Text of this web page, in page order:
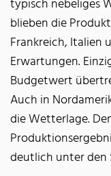
typisch nebeliges
blieben die
Frankreich, Italien
Erwartungen.
Budgetwert
Auch in
die Wetterlage.
deutlich unter den